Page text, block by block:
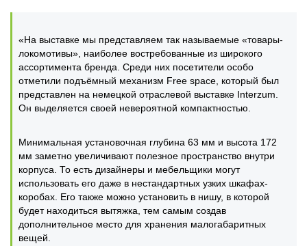
«На выставке мы представляем так называемые «товары-
локомотивы», наиболее востребованные из широкого
ассортимента бренда. Среди них посетители особо
отметили подъёмный механизм Free space, который был
представлен на немецкой отраслевой выставке Interzum.
Он выделяется своей невероятной компактностью.
Минимальная установочная глубина 63 мм и высота 172
мм заметно увеличивают полезное пространство внутри
корпуса. То есть дизайнеры и мебельщики могут
использовать его даже в нестандартных узких шкафах-
коробах. Его также можно установить в нишу, в которой
будет находиться вытяжка, тем самым создав
дополнительное место для хранения малогабаритных
вещей.